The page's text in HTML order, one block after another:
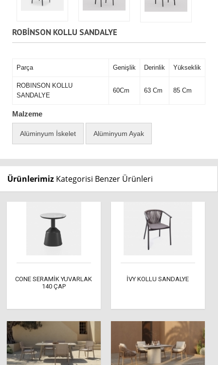
ROBİNSON KOLLU SANDALYE
Parça Genişlik Derinlik Yükseklik
ROBINSON KOLLU
SANDALYE
60Cm 63 Cm 85 Cm
Malzeme
Alüminyum İskelet Alüminyum Ayak
Ürünlerimiz Kategorisi Benzer Ürünleri
CONE SERAMİK YUVARLAK
140 ÇAP
İVY KOLLU SANDALYE